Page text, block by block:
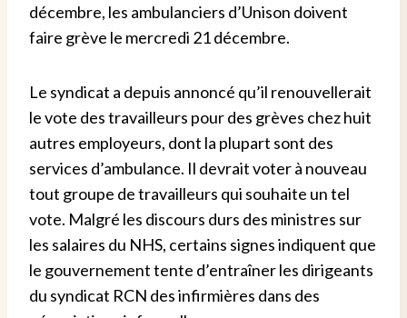
décembre, les ambulanciers d’Unison doivent
faire grève le mercredi 21 décembre.
Le syndicat a depuis annoncé qu’il renouvellerait
le vote des travailleurs pour des grèves chez huit
autres employeurs, dont la plupart sont des
services d’ambulance. Il devrait voter à nouveau
tout groupe de travailleurs qui souhaite un tel
vote. Malgré les discours durs des ministres sur
les salaires du NHS, certains signes indiquent que
le gouvernement tente d’entraîner les dirigeants
du syndicat RCN des infirmières dans des